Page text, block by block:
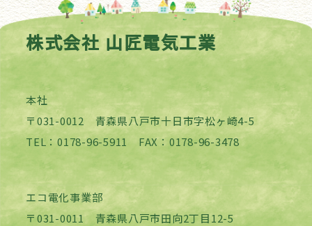
株式会社 山匠電気工業
本社
〒031-0012 青森県八戸市十日市字松ヶ崎4-5
TEL：0178-96-5911 FAX：0178-96-3478
エコ電化事業部
〒031-0011 青森県八戸市田向2丁目12-5